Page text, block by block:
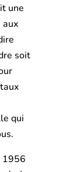
une
aux
soit
qui
1956